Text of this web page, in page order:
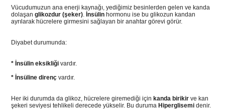
Vücudumuzun ana enerji kaynağı, yediğimiz besinlerden gelen ve kanda
dolaşan glikozdur (şeker). İnsülinhormonu ise bu glikozun kandan
ayrılarak hücrelere girmesini sağlayan bir anahtar görevi görür.
Diyabet durumunda:
* İnsülin eksikliğivardır.
* İnsüline dirençvardır.
Her iki durumda da glikoz, hücrelere giremediği için kanda birikirve kan
şekeri seviyesi tehlikeli derecede yükselir. Bu duruma Hiperglisemidenir.